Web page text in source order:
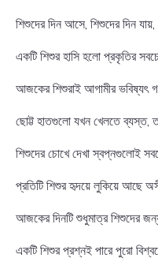
শিশুদের দিন আসে, শিশুদের দিন
একটি শিশুর হাসি হলো প্রকৃতির
আজকের শিশুরাই আগামীর ভবিষ্যৎ
ছোট্ট হাতগুলো যখন খেলতে ব্যস্ত,
শিশুদের চোখে দেখা স্বপ্নগুলোই
প্রতিটি শিশুর হৃদয়ে লুকিয়ে আছে
আজকের দিনটি শুধুমাত্র শিশুদের
একটি শিশুর প্রশ্নই পারে পুরো